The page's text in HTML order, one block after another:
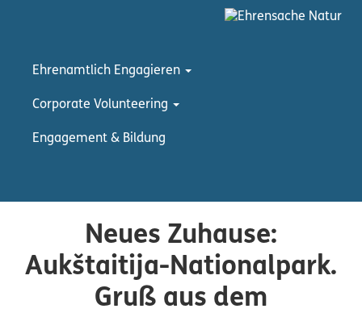
Ehrenamtlich Engagieren
Corporate Volunteering
Engagement & Bildung
Neues Zuhause:
Aukštaitija-Nationalpark.
Gruß aus dem